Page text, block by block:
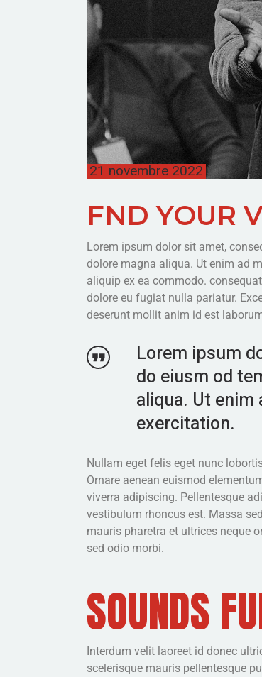
21 novembre 2022
FND YOUR
Lorem ipsum dolor sit amet,
dolore magna aliqua. Ut enim ad
aliquip ex ea commodo.
dolore eu fugiat nulla pariatur.
deserunt mollit anim id est
Lorem ipsum
do eiusm od
aliqua. Ut
exercitation.
Nullam eget felis eget nunc
Ornare aenean euismod
viverra adipiscing. Pellentesque
vestibulum rhoncus est. Massa
mauris pharetra et ultrices neque
sed odio morbi.
SOUNDS
Interdum velit laoreet id donec
scelerisque mauris pellentesque